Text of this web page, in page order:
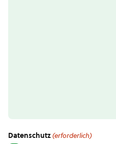
Datenschutz(erforderlich)